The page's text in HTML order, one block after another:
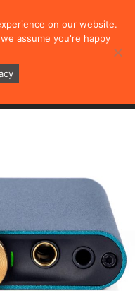
on our website.
assume you're happy